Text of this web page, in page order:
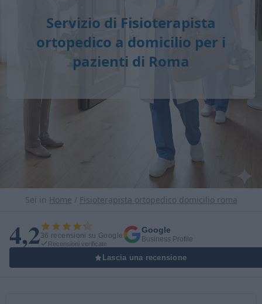
Servizio di Fisioterapista
ortopedico a domicilio per i
pazienti di Roma
Sei in Home / Fisioterapista ortopedico domicilio roma
4,236 recensioni su Google
Recensioni verificate
Google
Business Profile
Lascia una recensione